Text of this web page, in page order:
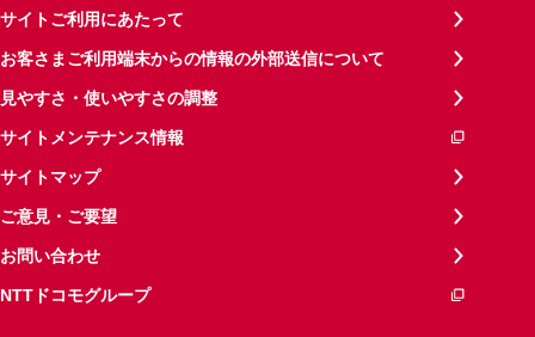
サイトご利用にあたって
お客さまご利用端末からの情報の外部送信について
見やすさ・使いやすさの調整
サイトメンテナンス情報
サイトマップ
ご意見・ご要望
お問い合わせ
NTTドコモグループ